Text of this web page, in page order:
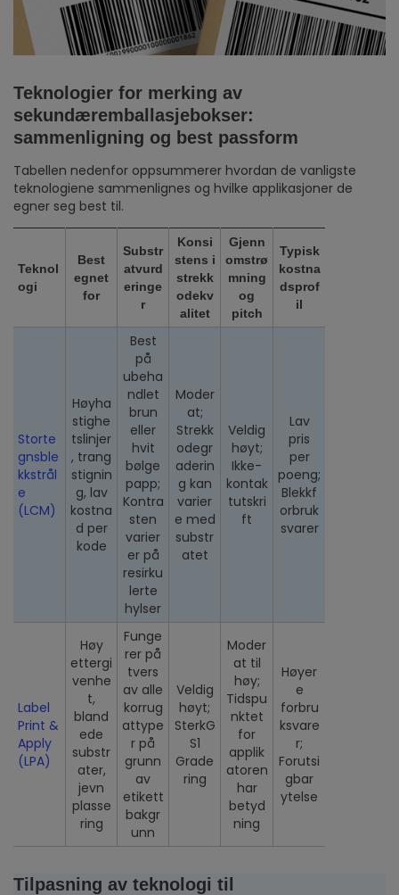
Teknologier for merking av
sekundæremballasjebokser:
sammenligning og best passform
Tabellen nedenfor oppsummerer hvordan de vanligste
teknologiene sammenlignes og hvilke applikasjoner de
egner seg best til.
Teknol
ogi
Best
egnet
for
Substr
atvurd
eringe
r
Konsi
stens i
strekk
odekv
alitet
Gjenn
omstrø
mning
og
pitch
Typisk
kostna
dsprof
il
Storte
gnsble
kkstrål
e
(LCM)
Høyha
stighe
tslinjer
, trang
stignin
g, lav
kostna
d per
kode
Best
på
ubeha
ndlet
brun
eller
hvit
bølge
papp;
Kontra
sten
varier
er på
resirku
lerte
hylser
Moder
at;
Strekk
odegr
aderin
g kan
varier
e med
substr
atet
Veldig
høyt;
Ikke-
kontak
tutskri
ft
Lav
pris
per
poeng;
Blekkf
orbruk
svarer
Label
Print &
Apply
(LPA)
Høy
ettergi
venhe
t,
bland
ede
substr
ater,
jevn
plasse
ring
Funge
rer på
tvers
av alle
korrug
attype
r på
grunn
av
etikett
bakgr
unn
Veldig
høyt;
SterkG
S1
Grade
ring
Moder
at til
høy;
Tidspu
nktet
for
applik
atoren
har
betyd
ning
Høyer
e
forbru
ksvare
r;
Forutsi
gbar
ytelse
Tilpasning av teknologi til